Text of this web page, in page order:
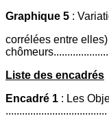
Graphique 5 :
corrélées entre
Liste des encadrés
Encadré 1 : Les